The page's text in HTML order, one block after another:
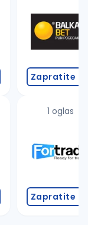
Zapratite
1 oglas
Zapratite